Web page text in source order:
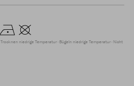
Trocknen niedrige Temperatur Bügeln niedrige Temperatur Nicht